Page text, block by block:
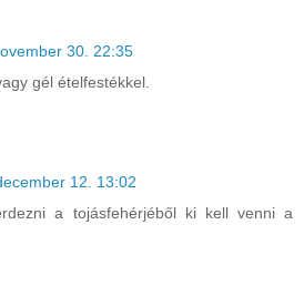
30. 22:35
gél ételfestékkel.
12. 13:02
a tojásfehérjéből ki kell venni a